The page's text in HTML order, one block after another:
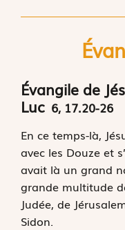
Évangile de
Luc 6, 17.20-26
En ce temps-là,
avec les Douze et
avait là un grand
grande multitude
Judée, de
Sidon.